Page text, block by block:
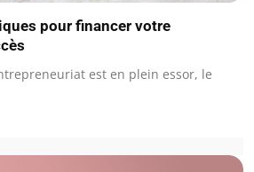
pour financer votre
est en plein essor, le